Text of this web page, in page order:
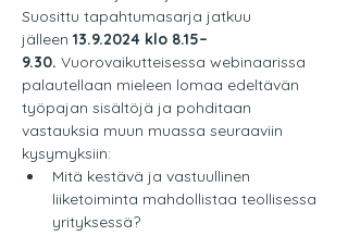
Suosittu tapahtumasarja jatkuu
jälleen 13.9.2024 klo 8.15–
9.30. Vuorovaikutteisessa webinaarissa
palautellaan mieleen lomaa edeltävän
työpajan sisältöjä ja pohditaan
vastauksia muun muassa seuraaviin
kysymyksiin:
Mitä kestävä ja vastuullinen
liiketoiminta mahdollistaa teollisessa
yrityksessä?